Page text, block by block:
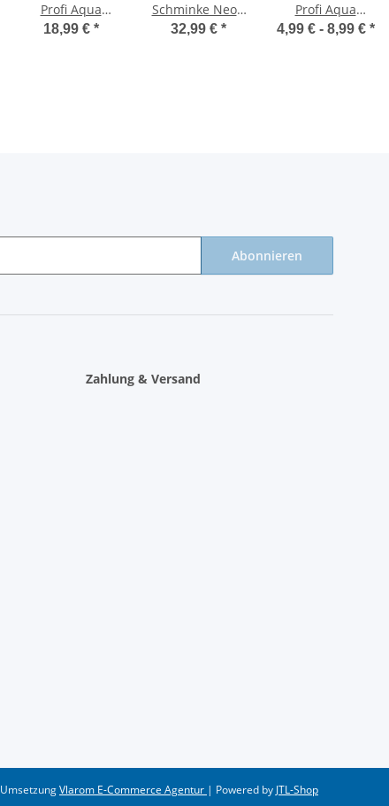
Profi Aqua
Schminke 6
18,99 € *
Schminke Neon
6 Farben Metall
32,99 € *
Profi Aqua
Schminke
4,99 € - 8,99 € *
Abonnieren
Zahlung & Versand
UmsetzungVlarom E-Commerce Agentur | Powered by JTL-Shop